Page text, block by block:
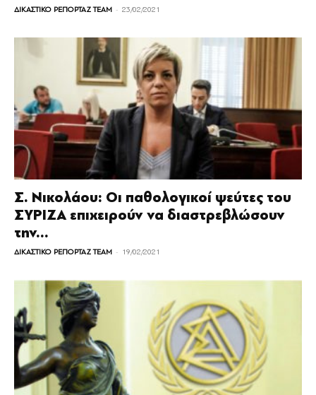
ΔΙΚΑΣΤΙΚΟ ΡΕΠΟΡΤΑΖ TEAM - 23/02/2021
Σ. Νικολάου: Οι παθολογικοί ψεύτες του
ΣΥΡΙΖΑ επιχειρούν να διαστρεβλώσουν
την...
ΔΙΚΑΣΤΙΚΟ ΡΕΠΟΡΤΑΖ TEAM - 19/02/2021